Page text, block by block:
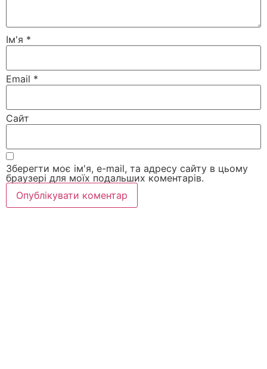
Ім'я *
Email *
Сайт
Зберегти моє ім'я, e-mail, та адресу сайту в цьому
браузері для моїх подальших коментарів.